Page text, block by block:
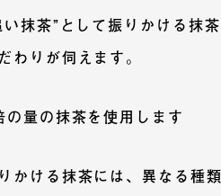
抹茶”として振りかける抹
りが伺えます。
量の抹茶を使用します
かける抹茶には、異なる種